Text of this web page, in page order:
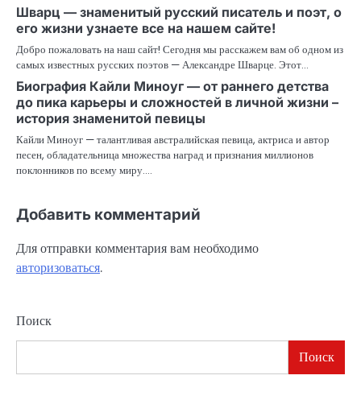
Шварц — знаменитый русский писатель и поэт, о
его жизни узнаете все на нашем сайте!
Добро пожаловать на наш сайт! Сегодня мы расскажем вам об одном из
самых известных русских поэтов — Александре Шварце. Этот…
Биография Кайли Миноуг — от раннего детства
до пика карьеры и сложностей в личной жизни –
история знаменитой певицы
Кайли Миноуг — талантливая австралийская певица, актриса и автор
песен, обладательница множества наград и признания миллионов
поклонников по всему миру.…
Добавить комментарий
Для отправки комментария вам необходимо
авторизоваться.
Поиск
Поиск